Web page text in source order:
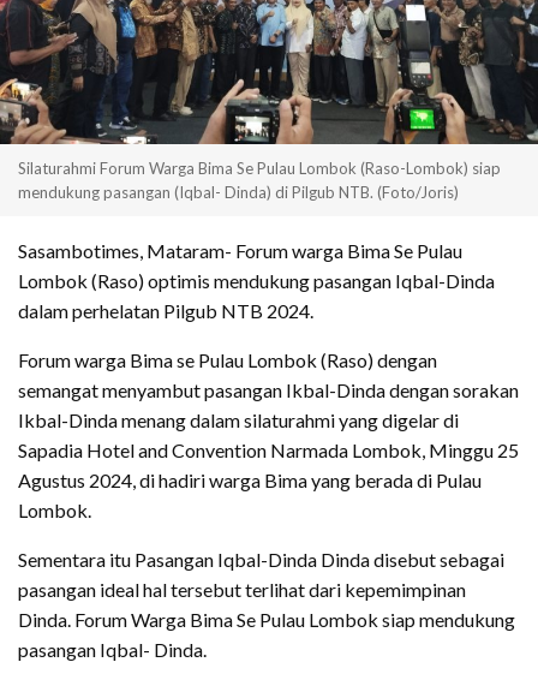
Silaturahmi Forum Warga Bima Se Pulau Lombok (Raso-Lombok) siap
mendukung pasangan (Iqbal- Dinda) di Pilgub NTB. (Foto/Joris)
Sasambotimes, Mataram- Forum warga Bima Se Pulau
Lombok (Raso) optimis mendukung pasangan Iqbal-Dinda
dalam perhelatan Pilgub NTB 2024.
Forum warga Bima se Pulau Lombok (Raso) dengan
semangat menyambut pasangan Ikbal-Dinda dengan sorakan
Ikbal-Dinda menang dalam silaturahmi yang digelar di
Sapadia Hotel and Convention Narmada Lombok, Minggu 25
Agustus 2024, di hadiri warga Bima yang berada di Pulau
Lombok.
Sementara itu Pasangan Iqbal-Dinda Dinda disebut sebagai
pasangan ideal hal tersebut terlihat dari kepemimpinan
Dinda. Forum Warga Bima Se Pulau Lombok siap mendukung
pasangan Iqbal- Dinda.